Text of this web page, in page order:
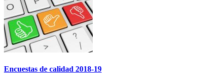
Encuestas de calidad 2018-19